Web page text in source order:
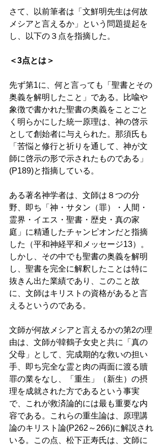
さて、以前筆者は「文鮮明先生は何故
メシアと言えるか」という問題提起を
し、以下の３点を指摘した。
＜3点とは＞
先ず第1に、何と言っても「聖書とその
奥義を解明したこと」である。比喩や
象徴で書かれた聖書の奥義をことごと
く明らかにした統一原理は、神の啓示
として創始者に与えられた。那須氏も
「苦悩と修行と祈りを通して、神が文
師に啓示の形で示されたものである」
(P189)と指摘している。
ある著名神学者は、文師は８つの分
野、即ち「神・サタン（罪）・人間・
霊界・イエス・聖書・歴史・真の家
庭」に精通したチャンピオンだと指摘
した（平和神経平和メッセージ13）。
しかし、その中でも聖書の奥義を解明
し、聖書を完全に解釈したことは特に
抜きん出た業績であり、このこと故
に、文師はキリストの資格があると言
えるというのである。
文師が何故メシアと言えるかの第2の理
由は、文師が韓鶴子女史と共に「真の
父母」として、完成期的な救いの担い
手、即ち完全な霊と肉の両面に渡る贖
罪の業をなし、「重生」（新生）の摂
理を成就された方であるという事実
で、これが救済論的には最も重要な内
容である。これらの重生論は、原理講
論のキリスト論(P262～266)に解説され
いる。この点、松下正寿氏は、文師に